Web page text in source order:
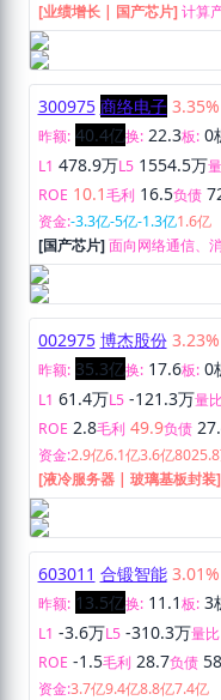
[业绩增长 | 国产芯片]计算
务。
300975 商络电子 3.35%
昨额: 40.4亿换: 22.3板: 0
L1 478.9万L5 1554.5万
ROE 10.1毛利 16.5负债
资金:-3.3亿-5亿-1.3亿1.6亿
[国产芯片]面向网络通信、
控制等应用领域的电子产品
件产品。
002975 博杰股份 3.23%
昨额: 35.3亿换: 17.6板: 0
L1 61.4万L5 -121.3万量
ROE 2.8毛利 49.9负债
资金:2.9亿6.1亿3.6亿
[液冷服务器 | 玻璃基板封装]
自动化、智能化设备及系统
603011 合锻智能 3.01%
昨额: 13.5亿换: 11.1板: 3
L1 -3.6万L5 -310.3万量比
ROE -1.5毛利 28.7负债
资金:3.7亿9.4亿8.8亿7.4亿